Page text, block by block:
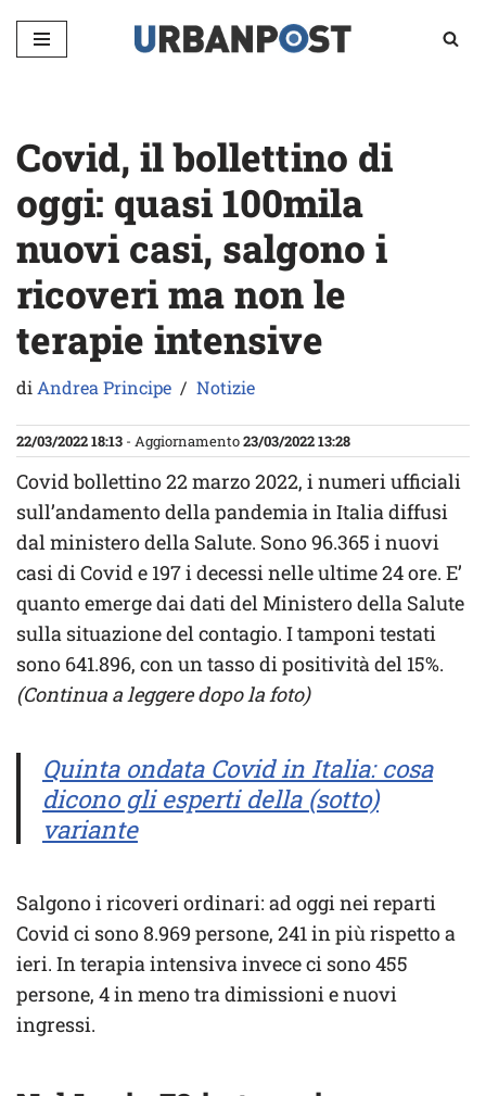
Vai
Covid, il bollettino di
oggi: quasi 100mila
nuovi casi, salgono i
ricoveri ma non le
terapie intensive
diAndrea Principe Notizie
22/03/2022 18:13 - Aggiornamento23/03/2022 13:28
Covid bollettino 22 marzo 2022, i numeri ufficiali
sull’andamento della pandemia in Italia diffusi
dal ministero della Salute. Sono 96.365 i nuovi
casi di Covid e 197 i decessi nelle ultime 24 ore. E’
quanto emerge dai dati del Ministero della Salute
sulla situazione del contagio. I tamponi testati
sono 641.896, con un tasso di positività del 15%.
(Continua a leggere dopo la foto)
Quinta ondata Covid in Italia: cosa
dicono gli esperti della (sotto)
variante
Salgono i ricoveri ordinari: ad oggi nei reparti
Covid ci sono 8.969 persone, 241 in più rispetto a
ieri. In terapia intensiva invece ci sono 455
persone, 4 in meno tra dimissioni e nuovi
ingressi.